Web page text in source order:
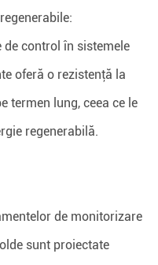
control în sistemele
oferă o rezistenţă la
termen lung, ceea ce le
regenerabilă.
de monitorizare
sunt proiectate